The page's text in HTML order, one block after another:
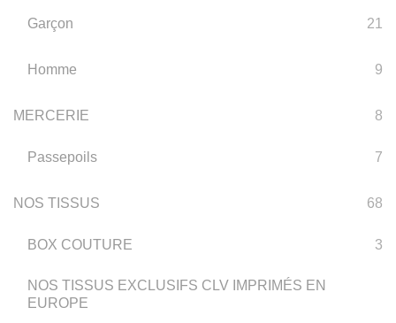
Garçon 21
Homme 9
MERCERIE 8
Passepoils 7
NOS TISSUS 68
BOX COUTURE 3
NOS TISSUS EXCLUSIFS CLV IMPRIMÉS EN
EUROPE